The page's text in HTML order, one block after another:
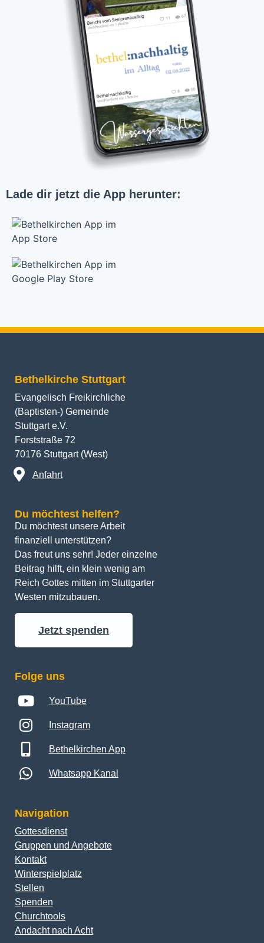
Lade dir jetzt die App herunter:
Bethelkirche Stuttgart
Evangelisch Freikirchliche
(Baptisten-) Gemeinde
Stuttgart e.V.
Forststraße 72
70176 Stuttgart (West)
Anfahrt
Du möchtest helfen?
Du möchtest unsere Arbeit
finanziell unterstützen?
Das freut uns sehr! Jeder einzelne
Beitrag hilft, ein klein wenig am
Reich Gottes mitten im Stuttgarter
Westen mitzubauen.
Jetzt spenden
Folge uns
YouTube
Instagram
Bethelkirchen App
Whatsapp Kanal
Navigation
Gottesdienst
Gruppen und Angebote
Kontakt
Winterspielplatz
Stellen
Spenden
Churchtools
Andacht nach Acht